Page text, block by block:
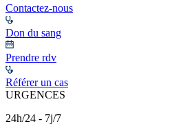
Contactez-nous
Don du sang
Prendre rdv
Référer un cas
URGENCES
24h/24 - 7j/7